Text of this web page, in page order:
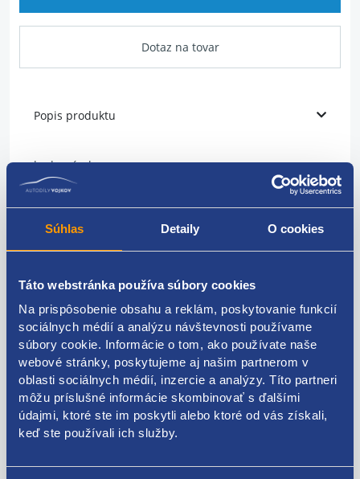
Súhlas Detaily O cookies
Táto webstránka používa súbory cookies
Na prispôsobenie obsahu a reklám, poskytovanie funkcií
sociálnych médií a analýzu návštevnosti používame
súbory cookie. Informácie o tom, ako používate naše
webové stránky, poskytujeme aj našim partnerom v
oblasti sociálnych médií, inzercie a analýzy. Títo partneri
môžu príslušné informácie skombinovať s ďalšími
údajmi, ktoré ste im poskytli alebo ktoré od vás získali,
keď ste používali ich služby.
Dotaz na tovar
Popis produktu
lanko zámku
umiestnenia: zadné
strana: ľavá = pravá
ŠKODA original: 1U4839099A 1U4839099B
1U4839099C 1U4839099
Kódy produktov